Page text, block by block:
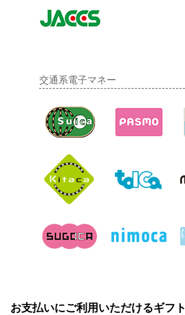
交通系電子マネー
お支払いにご利用いただけるギフ